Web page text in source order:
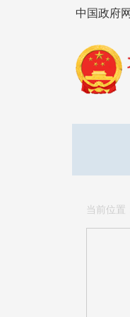
中国政府网
当前位置